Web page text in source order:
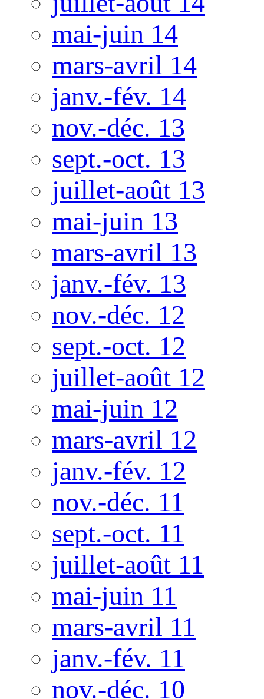
mai-juin 14
mars-avril 14
janv.-fév. 14
nov.-déc. 13
sept.-oct. 13
juillet-août 13
mai-juin 13
mars-avril 13
janv.-fév. 13
nov.-déc. 12
sept.-oct. 12
juillet-août 12
mai-juin 12
mars-avril 12
janv.-fév. 12
nov.-déc. 11
sept.-oct. 11
juillet-août 11
mai-juin 11
mars-avril 11
janv.-fév. 11
nov.-déc. 10